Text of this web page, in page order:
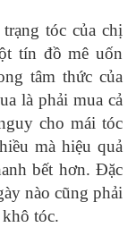
tóc của chị
tín đồ mê uốn
tâm thức của
là phải mua cả
cho mái tóc
mà hiệu quả
bết hơn. Đặc
nào cũng phải
tóc.